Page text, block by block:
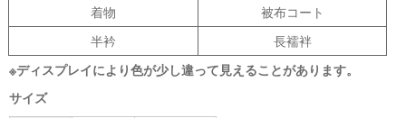
着物
被布コート
半衿
長襦袢
※ディスプレイにより色が少し違って見えることがあります。
サイズ